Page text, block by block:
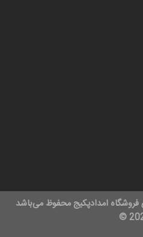
امدادپکیج محفوظ می‌باشد